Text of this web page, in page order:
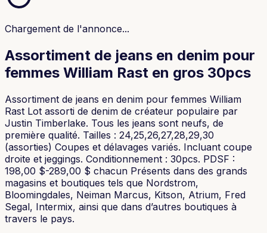
Chargement de l'annonce...
Assortiment de jeans en denim pour
femmes William Rast en gros 30pcs
Assortiment de jeans en denim pour femmes William
Rast Lot assorti de denim de créateur populaire par
Justin Timberlake. Tous les jeans sont neufs, de
première qualité. Tailles : 24,25,26,27,28,29,30
(assorties) Coupes et délavages variés. Incluant coupe
droite et jeggings. Conditionnement : 30pcs. PDSF :
198,00 $-289,00 $ chacun Présents dans des grands
magasins et boutiques tels que Nordstrom,
Bloomingdales, Neiman Marcus, Kitson, Atrium, Fred
Segal, Intermix, ainsi que dans d’autres boutiques à
travers le pays.